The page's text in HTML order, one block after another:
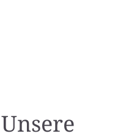
Unsere